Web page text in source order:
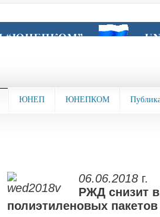
ЮНЕП ЮНЕПКОМ
06.06.2018г.
РЖД снизит
полиэтиленовых пакетов